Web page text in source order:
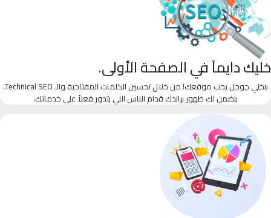
خليك دايماً في الصفحة الأولى.
بنخلي جوجل يحب موقعك! من خلال تحسين الكلمات المفتاحية والـ Technical SEO،
بنضمن لك ظهور براندك قدام الناس اللي بتدور فعلاً على خدماتك.